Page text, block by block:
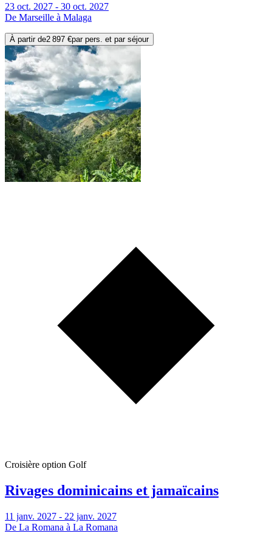
23 oct. 2027 - 30 oct. 2027
De Marseille à Malaga
À partir de2 897 €par pers. et par séjour
Croisière option Golf
Rivages dominicains et jamaïcains
11 janv. 2027 - 22 janv. 2027
De La Romana à La Romana